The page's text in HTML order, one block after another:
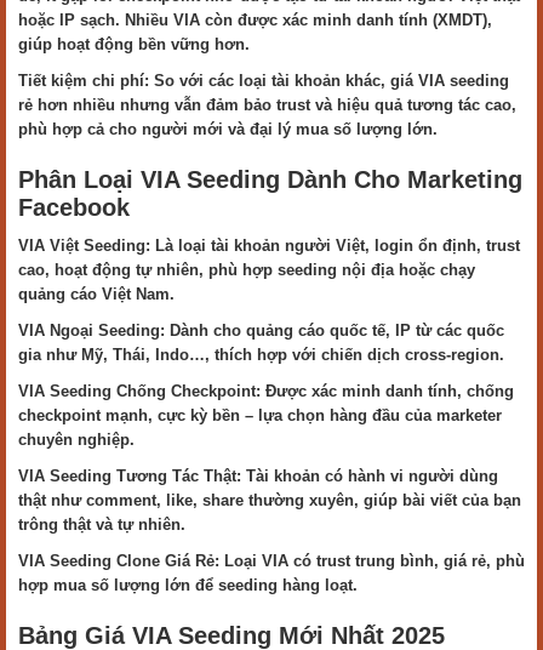
hoặc IP sạch. Nhiều VIA còn được xác minh danh tính (XMDT),
giúp hoạt động bền vững hơn.
Tiết kiệm chi phí: So với các loại tài khoản khác, giá VIA seeding
rẻ hơn nhiều nhưng vẫn đảm bảo trust và hiệu quả tương tác cao,
phù hợp cả cho người mới và đại lý mua số lượng lớn.
Phân Loại VIA Seeding Dành Cho Marketing
Facebook
VIA Việt Seeding: Là loại tài khoản người Việt, login ổn định, trust
cao, hoạt động tự nhiên, phù hợp seeding nội địa hoặc chạy
quảng cáo Việt Nam.
VIA Ngoại Seeding: Dành cho quảng cáo quốc tế, IP từ các quốc
gia như Mỹ, Thái, Indo…, thích hợp với chiến dịch cross-region.
VIA Seeding Chống Checkpoint: Được xác minh danh tính, chống
checkpoint mạnh, cực kỳ bền – lựa chọn hàng đầu của marketer
chuyên nghiệp.
VIA Seeding Tương Tác Thật: Tài khoản có hành vi người dùng
thật như comment, like, share thường xuyên, giúp bài viết của bạn
trông thật và tự nhiên.
VIA Seeding Clone Giá Rẻ: Loại VIA có trust trung bình, giá rẻ, phù
hợp mua số lượng lớn để seeding hàng loạt.
Bảng Giá VIA Seeding Mới Nhất 2025